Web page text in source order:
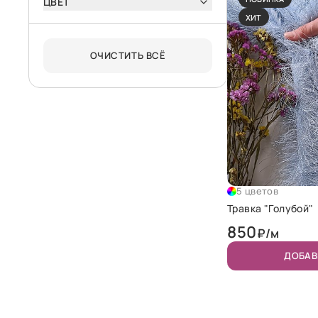
ОЧИСТИТЬ ВСЁ
ХИТ
5 цветов
Травка "Голубой"
850₽/м